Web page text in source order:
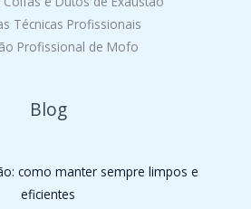
Técnicas Profissionais
Profissional de Mofo
Blog
como manter sempre limpos e
eficientes